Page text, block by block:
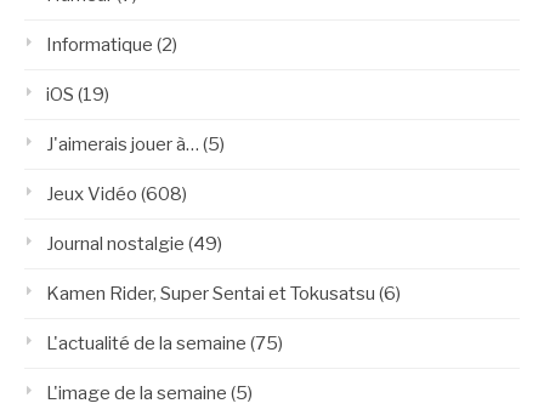
Informatique (2)
iOS (19)
J'aimerais jouer à… (5)
Jeux Vidéo (608)
Journal nostalgie (49)
Kamen Rider, Super Sentai et Tokusatsu (6)
L'actualité de la semaine (75)
L'image de la semaine (5)